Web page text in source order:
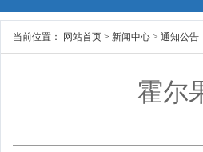
当前位置： 网站首页 > 新闻中心 > 通知公告
霍尔